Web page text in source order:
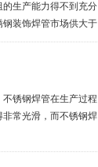
生产能力得不到充分
装饰焊管市场供大于
可以生产，生产能力
锈钢焊管在生产过程
常光滑，而不锈钢焊